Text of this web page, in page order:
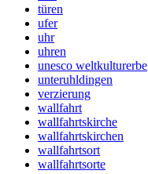
türen
ufer
uhr
uhren
unesco weltkulturerbe
unteruhldingen
verzierung
wallfahrt
wallfahrtskirche
wallfahrtskirchen
wallfahrtsort
wallfahrtsorte